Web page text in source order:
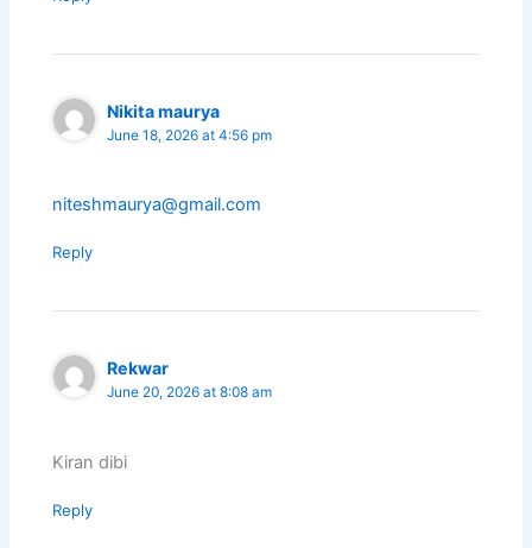
Nikita maurya
June 18, 2026 at 4:56 pm
niteshmaurya@gmail.com
Reply
Rekwar
June 20, 2026 at 8:08 am
Kiran dibi
Reply